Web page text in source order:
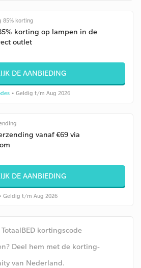
85% korting
korting op lampen in de
outlet
DE AANBIEDING
• Geldig t/m Aug 2026
vanaf €69 via
DE AANBIEDING
Geldig t/m Aug 2026
kortingscode
Deel hem met de korting-
van Nederland.